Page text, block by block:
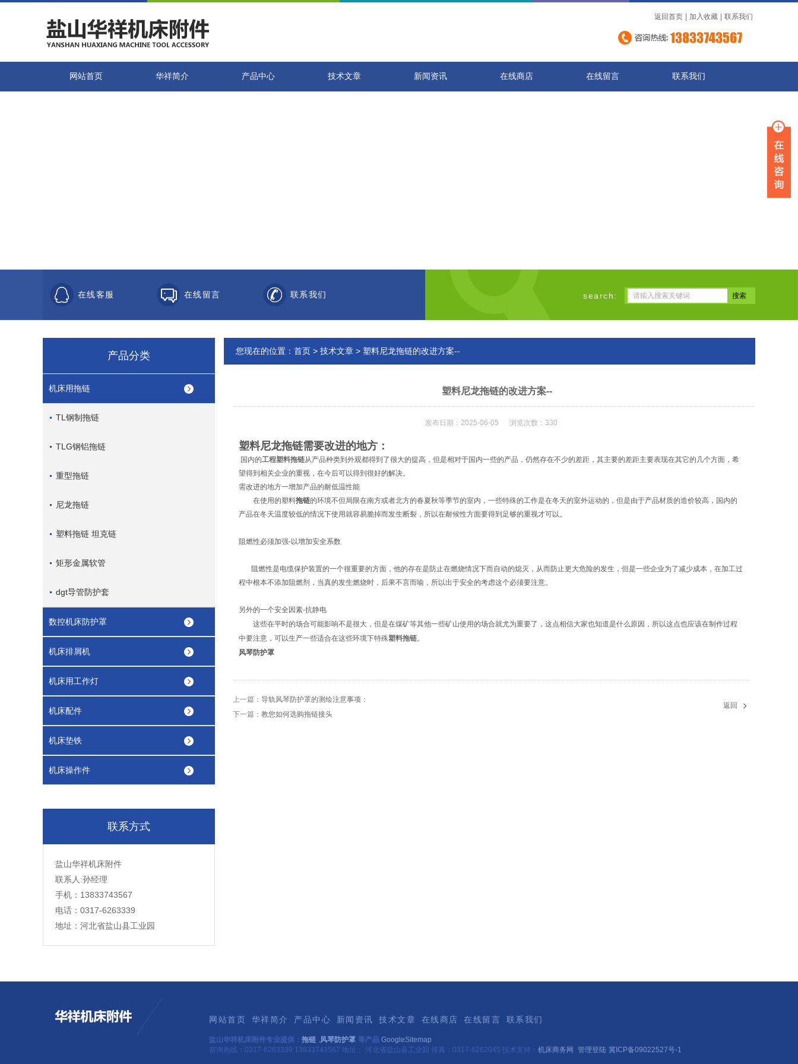
返回首页 加入收藏 联系我们
网站首页 华祥简介 产品中心 技术文章 新闻资讯 在线商店 在线留言 联系我们
在线客服 在线留言 联系我们 search:
产品分类
机床用拖链
TL钢制拖链
TLG钢铝拖链
重型拖链
尼龙拖链
塑料拖链 坦克链
矩形金属软管
dgt导管防护套
数控机床防护罩
机床排屑机
机床用工作灯
机床配件
机床垫铁
机床操作件
联系方式
盐山华祥机床附件
联系人:孙经理
手机：13833743567
电话：0317-6263339
地址：河北省盐山县工业园
您现在的位置： 首页 > 技术文章 > 塑料尼龙拖链的改进方案--
塑料尼龙拖链的改进方案--
发布日期：2025-06-05 浏览次数：330
塑料尼龙拖链需要改进的地方：
国内的工程塑料拖链从产品种类到外观都得到了很大的提高，但是相对于国内一些的产品，仍然存在不少的差距，其主要的差距主要表现在其它的几个方面，希
望得到相关企业的重视，在今后可以得到很好的解决。
需改进的地方一增加产品的耐低温性能
在使用的塑料拖链的环境不但局限在南方或者北方的春夏秋等季节的室内，一些特殊的工作是在冬天的室外运动的，但是由于产品材质的造价较高，国内的
产品在冬天温度较低的情况下使用就容易脆掉而发生断裂，所以在耐候性方面要得到足够的重视才可以。
阻燃性必须加强-以增加安全系数
阻燃性是电缆保护装置的一个很重要的方面，他的存在是防止在燃烧情况下而自动的熄灭，从而防止更大危险的发生，但是一些企业为了减少成本，在加工过
程中根本不添加阻燃剂，当真的发生燃烧时，后果不言而喻，所以出于安全的考虑这个必须要注意。
另外的一个安全因素-抗静电
这些在平时的场合可能影响不是很大，但是在煤矿等其他一些矿山使用的场合就尤为重要了，这点相信大家也知道是什么原因，所以这点也应该在制作过程
中要注意，可以生产一些适合在这些环境下特殊塑料拖链。
风琴防护罩
上一篇： 导轨风琴防护罩的测绘注意事项：
下一篇： 教您如何选购拖链接头
返回
网站首页 华祥简介 产品中心 新闻资讯 技术文章 在线商店 在线留言 联系我们
盐山华祥机床附件专业提供： 拖链 ,风琴防护罩 等产品 GoogleSitemap
咨询热线：0317-6263339 13833743567 地址： 河北省盐山县工业园 传真：0317-6262045 技术支持： 机床商务网 管理登陆 冀ICP备09022527号-1